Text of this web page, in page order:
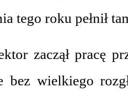
tego roku pełnił
zaczął pracę
bez wielkiego